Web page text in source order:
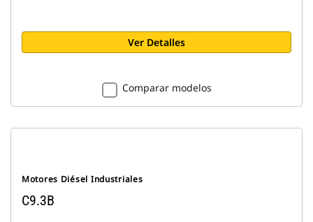
Ver Detalles
Comparar modelos
Motores Diésel Industriales
C9.3B